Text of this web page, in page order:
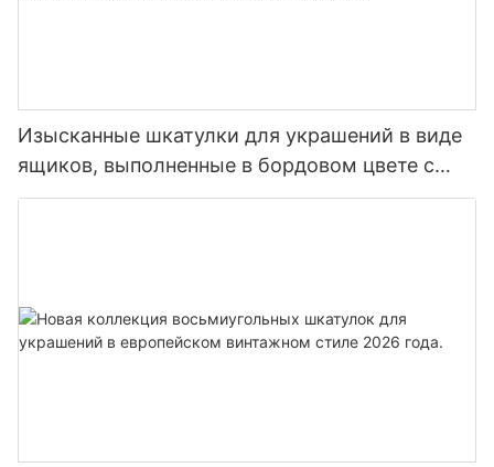
Изысканные шкатулки для украшений в виде
ящиков, выполненные в бордовом цвете с
тиснением.